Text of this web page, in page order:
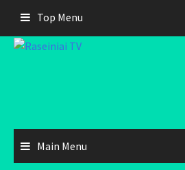
content
Top Menu
Main Menu